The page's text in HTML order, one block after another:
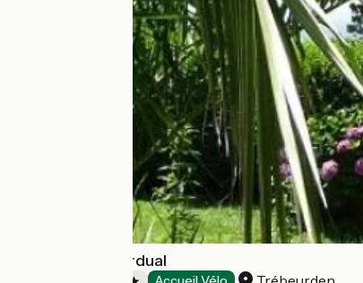
Camping de Kerdual